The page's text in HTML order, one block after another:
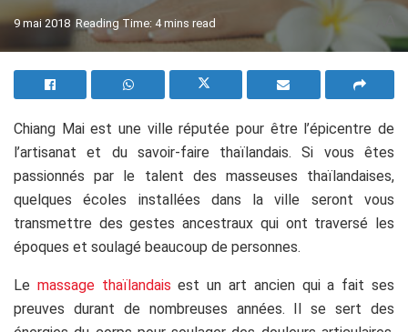
9 mai 2018 Reading Time: 4 mins read
Chiang Mai est une ville réputée pour être l’épicentre de
l’artisanat et du savoir-faire thaïlandais. Si vous êtes
passionnés par le talent des masseuses thaïlandaises,
quelques écoles installées dans la ville seront vous
transmettre des gestes ancestraux qui ont traversé les
époques et soulagé beaucoup de personnes.
Le massage thaïlandais est un art ancien qui a fait ses
preuves durant de nombreuses années. Il se sert des